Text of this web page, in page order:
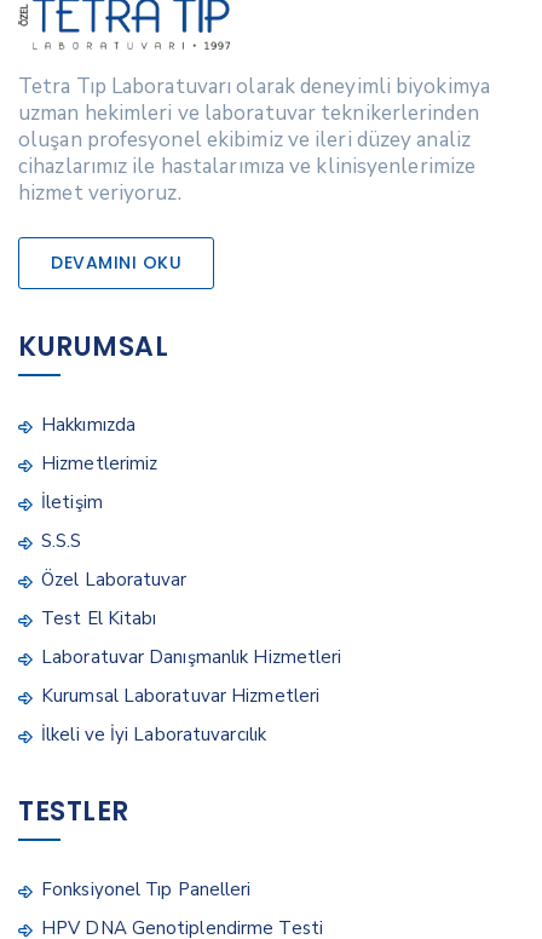
Tetra Tıp Laboratuvarı olarak deneyimli biyokimya
uzman hekimleri ve laboratuvar teknikerlerinden
oluşan profesyonel ekibimiz ve ileri düzey analiz
cihazlarımız ile hastalarımıza ve klinisyenlerimize
hizmet veriyoruz.
DEVAMINI OKU
KURUMSAL
Hakkımızda
Hizmetlerimiz
İletişim
S.S.S
Özel Laboratuvar
Test El Kitabı
Laboratuvar Danışmanlık Hizmetleri
Kurumsal Laboratuvar Hizmetleri
İlkeli ve İyi Laboratuvarcılık
TESTLER
Fonksiyonel Tıp Panelleri
HPV DNA Genotiplendirme Testi